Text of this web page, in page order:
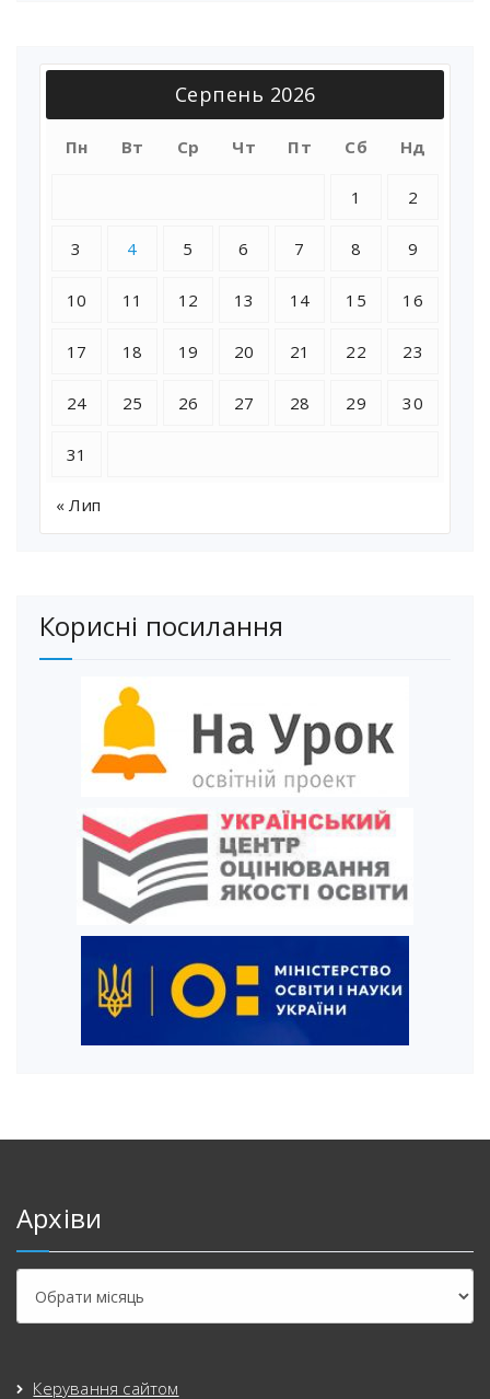
Серпень 2026
Пн Вт Ср Чт Пт Сб Нд
1 2
3 4 5 6 7 8 9
10 11 12 13 14 15 16
17 18 19 20 21 22 23
24 25 26 27 28 29 30
31
« Лип
Корисні посилання
Архіви
Керування сайтом